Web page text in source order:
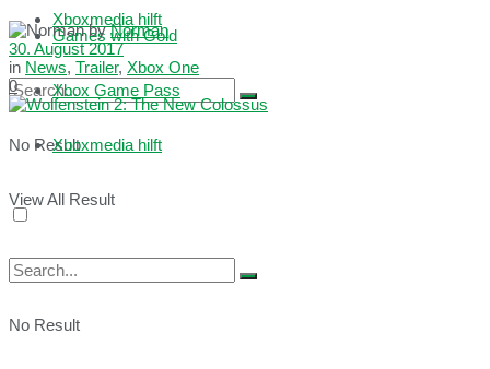
Xboxmedia hilft
No Result
View All Result
Games with Gold
Xbox Game Pass
Xboxmedia hilft
No Result
by Norman
30. August 2017
in News, Trailer, Xbox One
0